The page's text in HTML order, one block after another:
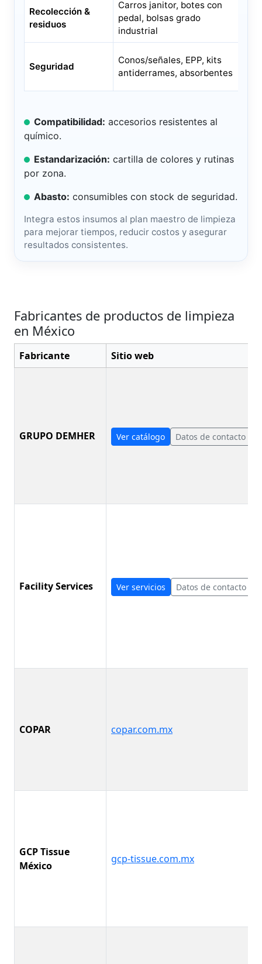
Recolección &
residuos
Carros janitor, botes con
pedal, bolsas grado
industrial
Seguridad
Conos/señales, EPP, kits
antiderrames, absorbentes
Compatibilidad: accesorios resistentes al
químico.
Estandarización: cartilla de colores y rutinas
por zona.
Abasto: consumibles con stock de seguridad.
Integra estos insumos al plan maestro de limpieza
para mejorar tiempos, reducir costos y asegurar
resultados consistentes.
Fabricantes de productos de limpieza
en México
Fabricante Sitio web
GRUPO DEMHER Ver catálogo Datos de contacto
Facility Services Ver servicios Datos de contacto
COPAR copar.com.mx
GCP Tissue
México
gcp-tissue.com.mx